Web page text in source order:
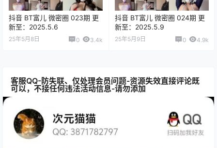
抖音 BT富儿 微密圈 023期 更
新至：2025.5.6
25年5月8日 0 3.4k
抖音 BT富儿 微密圈 024期 更
新至：2025.5.9
25年5月9日 0 4.9k
客服QQ-防失联、仅处理会员问题-资源失效直接评论既
可以，不接任何违法活动信息-请勿添加